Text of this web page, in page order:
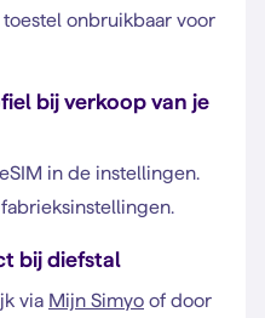
onbruikbaar voor
bij verkoop van je
in de instellingen.
bij diefstal
via Mijn Simyo of door